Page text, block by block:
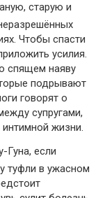
старую и
Чтобы спасти
усилия.
спящем наяву
подрывают
говорят о
супругами,
интимной жизни.
если
туфли в ужасном